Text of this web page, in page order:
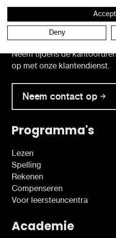
+32 50 40 47 41
Neem tijdens de
op met onze klantendienst.
Neem contact op
Programma's
Lezen
Spelling
Rekenen
Compenseren
Voor leersteuncentra
Academie
Deny